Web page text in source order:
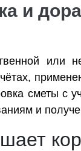
и
или
сметы
и